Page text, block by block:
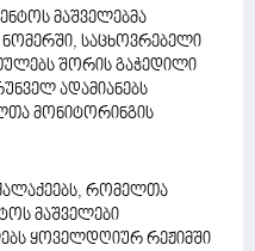
მაშველებმა
ნომერში, საცხოვრებელი
შორის გაჭედილი
ადამიანებს
მონიტორინგის
რომელთა
მაშველები
ყოველდღიურ რეჟიმში